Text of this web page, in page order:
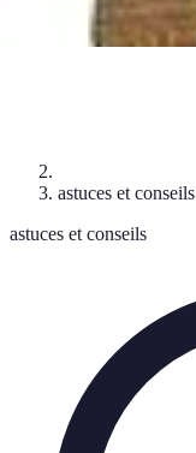
astuces et conseils
astuces et conseils